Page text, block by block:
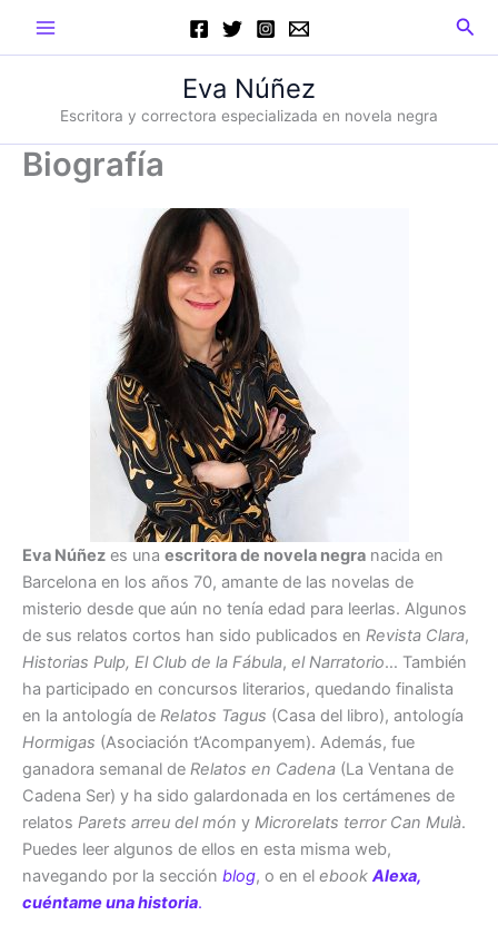
Main
Menu
Eva Núñez
Escritora y correctora especializada en novela negra
Biografía
Eva Núñez es una escritora de novela negra nacida en
Barcelona en los años 70, amante de las novelas de
misterio desde que aún no tenía edad para leerlas. Algunos
de sus relatos cortos han sido publicados en Revista Clara,
Historias Pulp, El Club de la Fábula, el Narratorio… También
ha participado en concursos literarios, quedando finalista
en la antología de Relatos Tagus (Casa del libro), antología
Hormigas (Asociación t’Acompanyem). Además, fue
ganadora semanal de Relatos en Cadena (La Ventana de
Cadena Ser) y ha sido galardonada en los certámenes de
relatos Parets arreu del món y Microrelats terror Can Mulà.
Puedes leer algunos de ellos en esta misma web,
navegando por la sección blog, o en el ebook Alexa,
cuéntame una historia.